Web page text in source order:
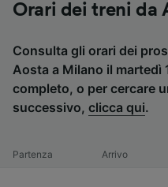
Orari dei treni da
Consulta gli orari dei
Aosta a Milano il martedì
completo, o per cercare
successivo, clicca qui.
Partenza Arrivo